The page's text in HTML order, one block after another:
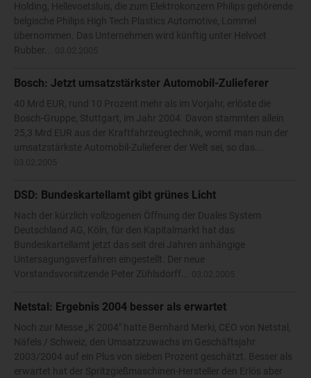
Holding, Hellevoetsluis, die zum Elektrokonzern Philips gehörende
belgische Philips High Tech Plastics Automotive, Lommel
übernommen. Das Unternehmen wird künftig unter Helvoet
Rubber...
Bosch: Jetzt umsatzstärkster Automobil-Zulieferer
40 Mrd EUR, rund 10 Prozent mehr als im Vorjahr, erlöste die
Bosch-Gruppe, Stuttgart, im Jahr 2004. Davon stammten allein
25,3 Mrd EUR aus der Kraftfahrzeugtechnik, womit man nun der
umsatzstärkste Automobil-Zulieferer der Welt sei, so das...
DSD: Bundeskartellamt gibt grünes Licht
Nach der kürzlich vollzogenen Öffnung der Duales System
Deutschland AG, Köln, für den Kapitalmarkt hat das
Bundeskartellamt jetzt das seit drei Jahren anhängige
Untersagungsverfahren eingestellt. Der neue
Vorstandsvorsitzende Peter Zühlsdorff...
Netstal: Ergebnis 2004 besser als erwartet
Noch zur Messe „K 2004" hatte Bernhard Merki, CEO von Netstal,
Näfels / Schweiz, den Umsatzzuwachs im Geschäftsjahr
2003/2004 auf ein Plus von sieben Prozent geschätzt. Besser als
erwartet hat der Spritzgießmaschinen-Hersteller den Erlös aber